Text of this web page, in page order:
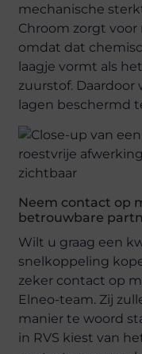
mechanische
Chroom zorgt
omdat dat
laagje vormt als
zuurstof.
lagen beschermd
Neem contact op
betrouwbare
Wilt u graag een
snelkoppeling
zeker contact op
Elneo-team. Zij
manier te woord
in RVS kiest van